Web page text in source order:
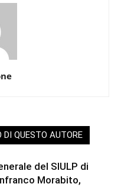
DI QUESTO AUTORE
del SIULP di
Morabito,